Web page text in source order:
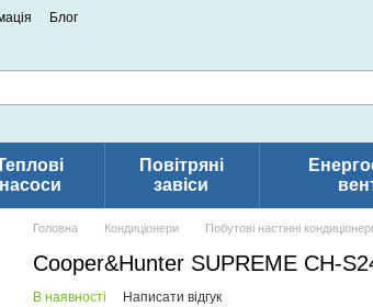
Блог
насоси
Повітряні
завіси
Головна Кондиціонери Побутові настінні
Сooper&Hunter SUPREME CH-
В наявності Написати відгук